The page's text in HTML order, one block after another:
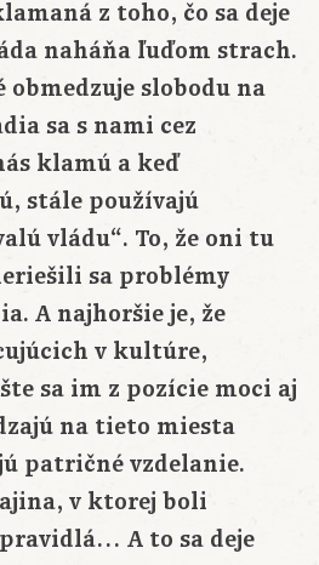
z toho, čo sa deje
naháňa ľuďom strach.
obmedzuje slobodu na
sa s nami cez
klamú a keď
stále používajú
vládu“. To, že oni tu
sa problémy
A najhoršie je, že
v kultúre,
sa im z pozície moci aj
na tieto miesta
patričné vzdelanie.
v ktorej boli
A to sa deje